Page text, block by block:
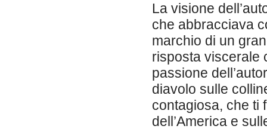
La visione
che abbracciava
marchio di un
risposta viscerale
passione
diavolo sulle
contagiosa, che ti
dell’America e